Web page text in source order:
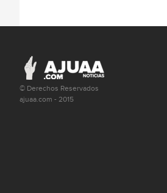
© Derechos Reservados
ajuaa.com - 2015